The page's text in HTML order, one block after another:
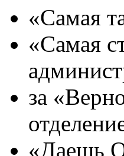
«Самая
«Самая
за
«Даешь